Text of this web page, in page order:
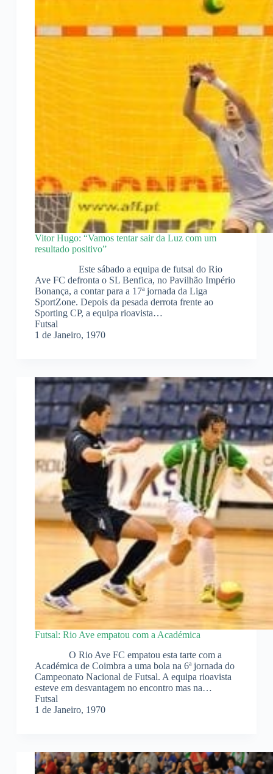
Vitor Hugo: “Vamos tentar sair da Luz com um
resultado positivo”
Este sábado a equipa de futsal do Rio
Ave FC defronta o SL Benfica, no Pavilhão Império
Bonança, a contar para a 17ª jornada da Liga
SportZone. Depois da pesada derrota frente ao
Sporting CP, a equipa rioavista…
Futsal
1 de Janeiro, 1970
Futsal: Rio Ave empatou com a Académica
O Rio Ave FC empatou esta tarte com a
Académica de Coimbra a uma bola na 6ª jornada do
Campeonato Nacional de Futsal. A equipa rioavista
esteve em desvantagem no encontro mas na…
Futsal
1 de Janeiro, 1970